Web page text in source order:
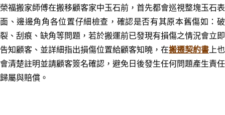
榮福搬家師傅在搬移顧客家中玉石前，首先都會巡視整塊玉石表
面、邊邊角角各位置仔細檢查，確認是否有其原本舊傷如：破
裂、刮痕、缺角等問題，若於搬運前已發現有損傷之情況會立即
告知顧客、並詳細指出損傷位置給顧客知曉，在搬遷契約書 上也
會清楚註明並請顧客簽名確認，避免日後發生任何問題產生責任
歸屬與賠償。